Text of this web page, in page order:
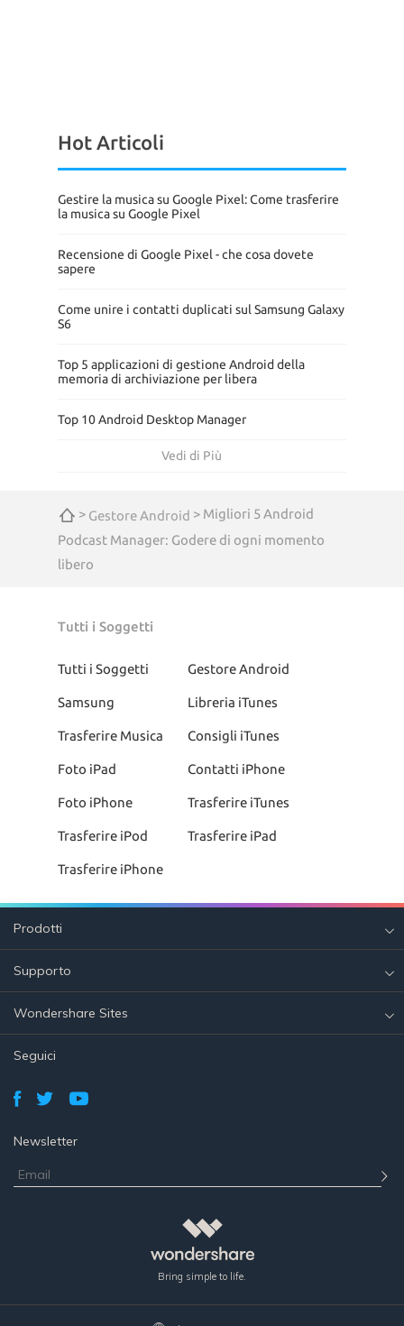
Hot Articoli
Gestire la musica su Google Pixel: Come trasferire
la musica su Google Pixel
Recensione di Google Pixel - che cosa dovete
sapere
Come unire i contatti duplicati sul Samsung Galaxy
S6
Top 5 applicazioni di gestione Android della
memoria di archiviazione per libera
Top 10 Android Desktop Manager
Vedi di Più
> Gestore Android > Migliori 5 Android
Podcast Manager: Godere di ogni momento
libero
Tutti i Soggetti
Tutti i Soggetti Gestore Android
Samsung Libreria iTunes
Trasferire Musica Consigli iTunes
Foto iPad Contatti iPhone
Foto iPhone Trasferire iTunes
Trasferire iPod Trasferire iPad
Trasferire iPhone
Bring simple to life.
Prodotti
Supporto
Wondershare Sites
Seguici
Newsletter